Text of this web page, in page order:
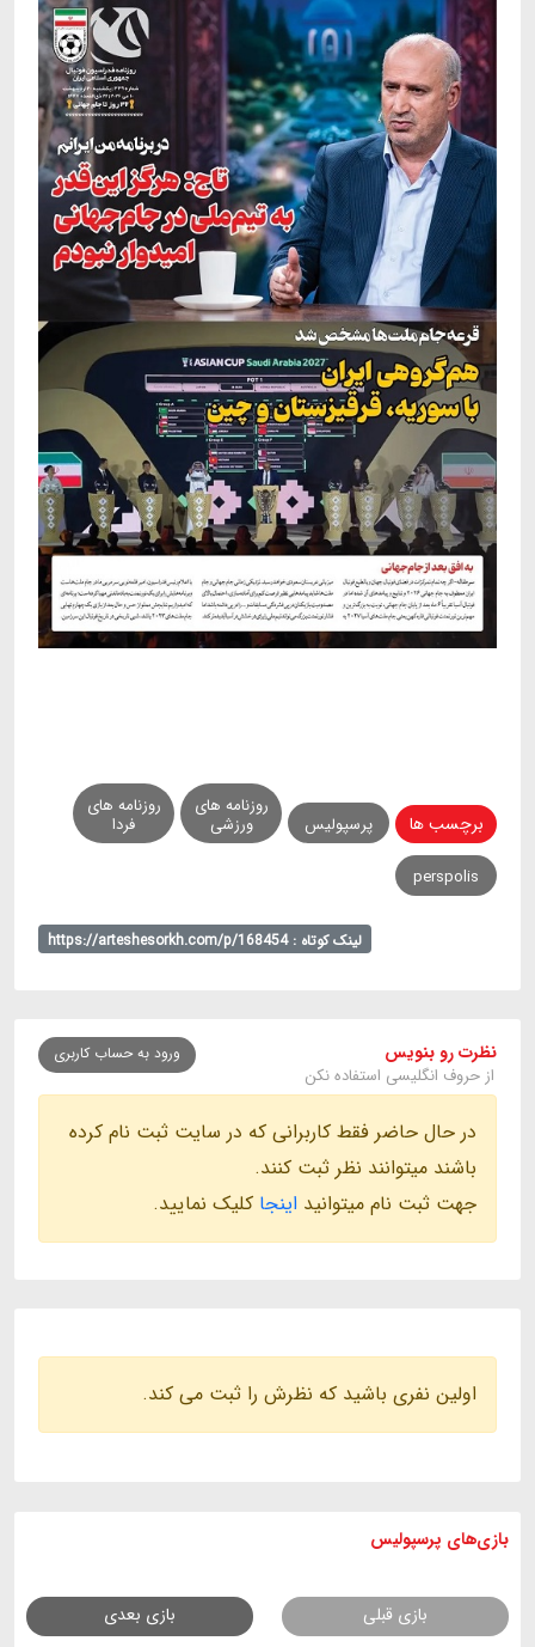
برچسب ها پرسپولیس
روزنامه های
ورزشی
روزنامه های
فردا
perspolis
لینک کوتاه : https://arteshesorkh.com/p/168454
نظرت رو بنویس
از حروف انگلیسی استفاده نکن
ورود به حساب کاربری
در حال حاضر فقط کاربرانی که در سایت ثبت نام کرده
باشند میتوانند نظر ثبت کنند.
جهت ثبت نام میتوانید اینجا کلیک نمایید.
اولین نفری باشید که نظرش را ثبت می کند.
بازی های پرسپولیس
بازی قبلی بازی بعدی